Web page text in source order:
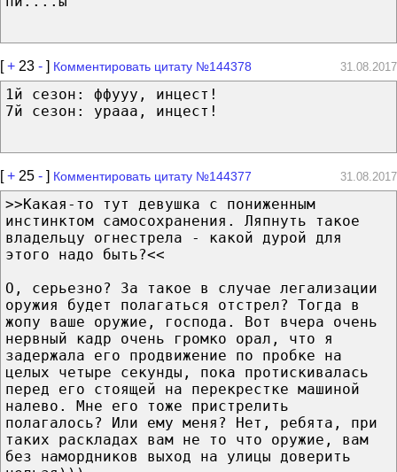
[+ 23 - ] Комментировать цитату №144378 31.08.2017
1й сезон: ффууу, инцест!
7й сезон: урааа, инцест!
[+ 25 - ] Комментировать цитату №144377 31.08.2017
>>Какая-то тут девушка с пониженным
инстинктом самосохранения. Ляпнуть такое
владельцу огнестрела - какой дурой для
этого надо быть?<<
О, серьезно? За такое в случае легализации
оружия будет полагаться отстрел? Тогда в
жопу ваше оружие, господа. Вот вчера очень
нервный кадр очень громко орал, что я
задержала его продвижение по пробке на
целых четыре секунды, пока протискивалась
перед его стоящей на перекрестке машиной
налево. Мне его тоже пристрелить
полагалось? Или ему меня? Нет, ребята, при
таких раскладах вам не то что оружие, вам
без намордников выход на улицы доверить